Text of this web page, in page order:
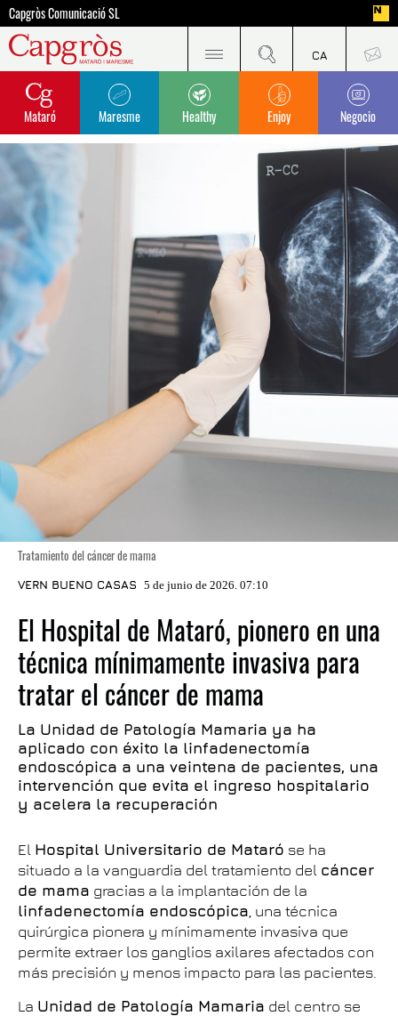
Capgròs Comunicació SL
Mataró Maresme Healthy Enjoy Negocio
Tratamiento del cáncer de mama
VERN BUENO CASAS 5 de junio de 2026. 07:10
El Hospital de Mataró, pionero en una
técnica mínimamente invasiva para
tratar el cáncer de mama
La Unidad de Patología Mamaria ya ha
aplicado con éxito la linfadenectomía
endoscópica a una veintena de pacientes, una
intervención que evita el ingreso hospitalario
y acelera la recuperación
El Hospital Universitario de Mataró se ha
situado a la vanguardia del tratamiento del cáncer
de mama gracias a la implantación de la
linfadenectomía endoscópica, una técnica
quirúrgica pionera y mínimamente invasiva que
permite extraer los ganglios axilares afectados con
más precisión y menos impacto para las pacientes.
La Unidad de Patología Mamaria del centro se